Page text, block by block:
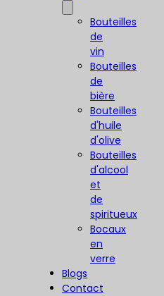
Bouteilles
de
vin
Bouteilles
de
bière
Bouteilles
d'huile
d'olive
Bouteilles
d'alcool
et
de
spiritueux
Bocaux
en
verre
Blogs
Contact